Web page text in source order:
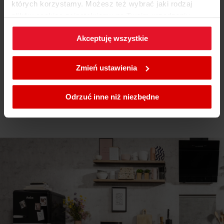
których korzystamy. Możesz też wybrać jaki rodzaj
plików cookies zainstalujemy na Twoim urządzeniu,
klikającZmień ustawienia.
W każdej chwili możesz zmienić wybrane przez Ciebie
ustawienia plików cookies wchodząc w zakładkę
Akceptuję wszystkie
Zmień ustawienia
Odrzuć inne niż niezbędne
OPENDRY
Etykieta energetyczna Pobierz
Karta produktu
Karta produktu Pobierz
Instrukcja użytkownika
Ostrzeżenia i informacje dotyczące
Pobierz
Skrócona instrukcja obsługi
Instrukcja obsługi Pobierz
Pokaż więcej